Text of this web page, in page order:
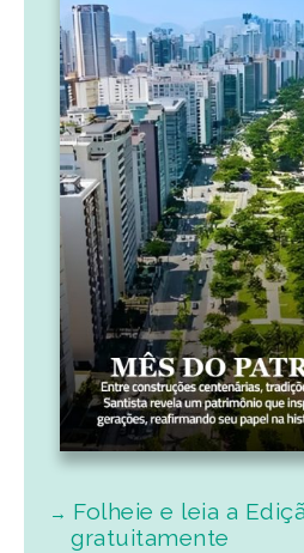
Folheie e leia a
gratuitamente